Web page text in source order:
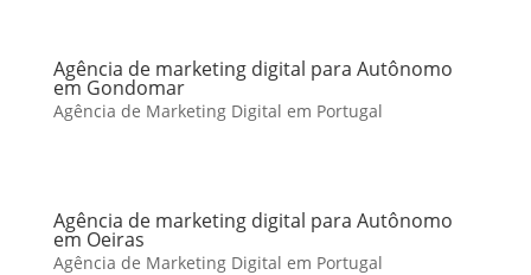
Agência de marketing digital para Autônomo
em Gondomar
Agência de Marketing Digital em Portugal
Agência de marketing digital para Autônomo
em Oeiras
Agência de Marketing Digital em Portugal